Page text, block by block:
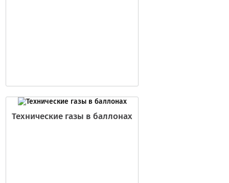
Технические газы в баллонах